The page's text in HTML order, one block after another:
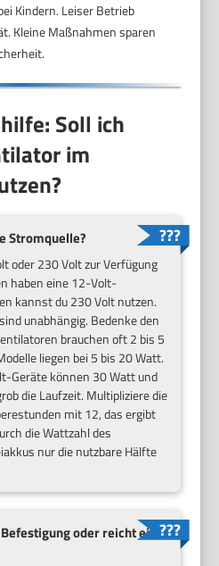
Kindern. Leiser Betrieb
Kleine Maßnahmen sparen
Soll ich
im
Stromquelle?
oder 230 Volt zur Verfügung
haben eine 12-Volt-
kannst du 230 Volt nutzen.
unabhängig. Bedenke den
brauchen oft 2 bis 5
liegen bei 5 bis 20 Watt.
Geräte können 30 Watt und
die Laufzeit. Multipliziere die
mit 12, das ergibt
die Wattzahl des
nur die nutzbare Hälfte
oder reicht ein